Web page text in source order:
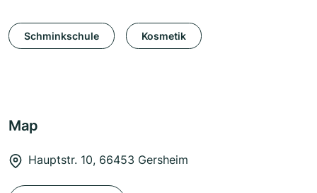
Schminkschule Kosmetik
Map
Hauptstr. 10, 66453 Gersheim